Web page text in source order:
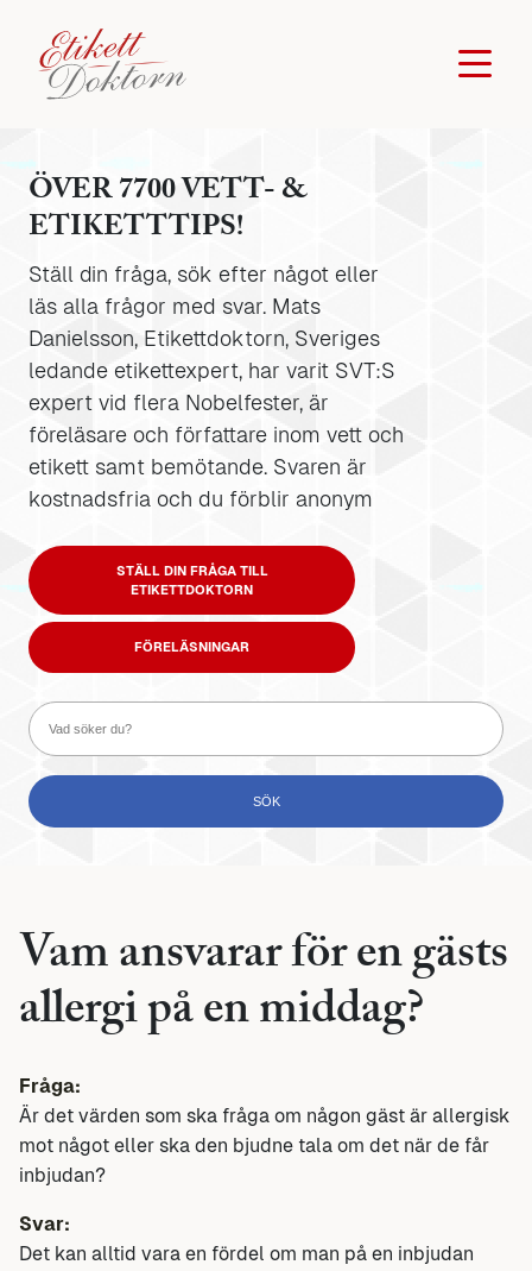
ÖVER 7700 VETT- &
ETIKETTTIPS!
Ställ din fråga, sök efter något eller
läs alla frågor med svar. Mats
Danielsson, Etikettdoktorn, Sveriges
ledande etikettexpert, har varit SVT:S
expert vid flera Nobelfester, är
föreläsare och författare inom vett och
etikett samt bemötande. Svaren är
kostnadsfria och du förblir anonym
STÄLL DIN FRÅGA TILL
ETIKETTDOKTORN
FÖRELÄSNINGAR
Vam ansvarar för en gästs
allergi på en middag?
Fråga:
Är det värden som ska fråga om någon gäst är allergisk
mot något eller ska den bjudne tala om det när de får
inbjudan?
Svar:
Det kan alltid vara en fördel om man på en inbjudan